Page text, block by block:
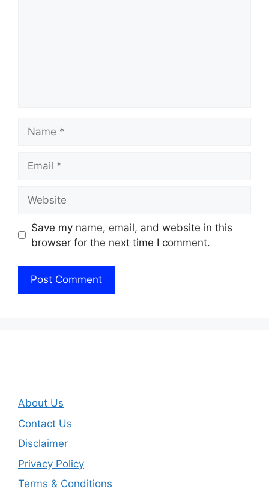
Save my name, email, and website in this
browser for the next time I comment.
About Us
Contact Us
Disclaimer
Privacy Policy
Terms & Conditions